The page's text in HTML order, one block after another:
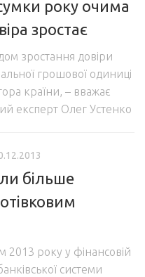
року очима
зростає
зростання довіри
грошової одиниці
країни, – вважає
експерт Олег Устенко
більше
2013 року у фінансовій
системи